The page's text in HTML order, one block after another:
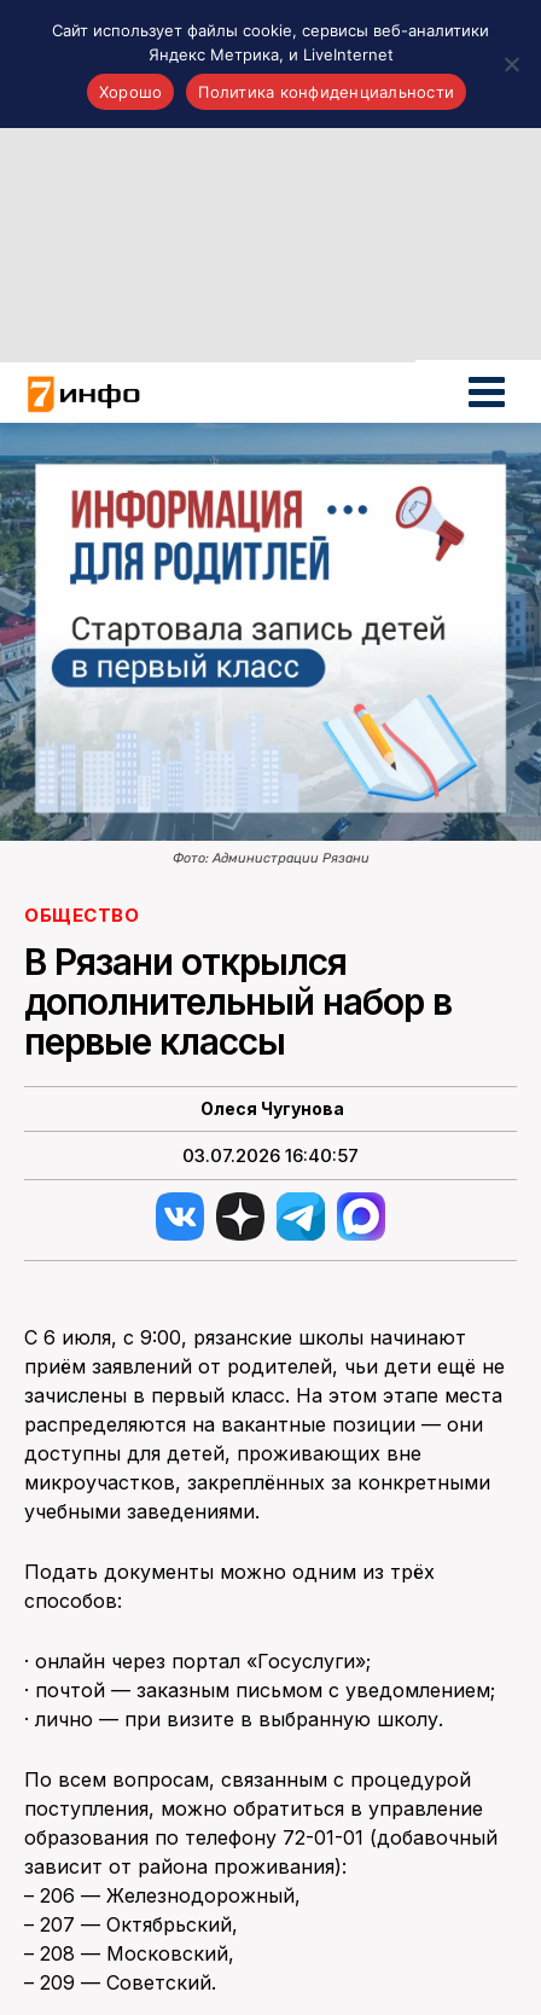
Новости России
Политика
Новости мира
Все материалы 7инфо
О НАС
ПОИСК ПО САЙТУ
Фото: Администрации Рязани
ОБЩЕСТВО
В Рязани открылся
дополнительный набор в
первые классы
Олеся Чугунова
03.07.2026 16:40:57
С 6 июля, с 9:00, рязанские школы начинают
приём заявлений от родителей, чьи дети ещё не
зачислены в первый класс. На этом этапе места
распределяются на вакантные позиции — они
доступны для детей, проживающих вне
микроучастков, закреплённых за конкретными
учебными заведениями.
Подать документы можно одним из трёх
способов:
· онлайн через портал «Госуслуги»;
· почтой — заказным письмом с уведомлением;
· лично — при визите в выбранную школу.
По всем вопросам, связанным с процедурой
поступления, можно обратиться в управление
образования по телефону 72-01-01 (добавочный
зависит от района проживания):
– 206 — Железнодорожный,
– 207 — Октябрьский,
– 208 — Московский,
– 209 — Советский.
Сайт использует файлы cookie, сервисы веб-аналитики
Яндекс Метрика, и LiveInternet
Хорошо
Политика конфиденциальности